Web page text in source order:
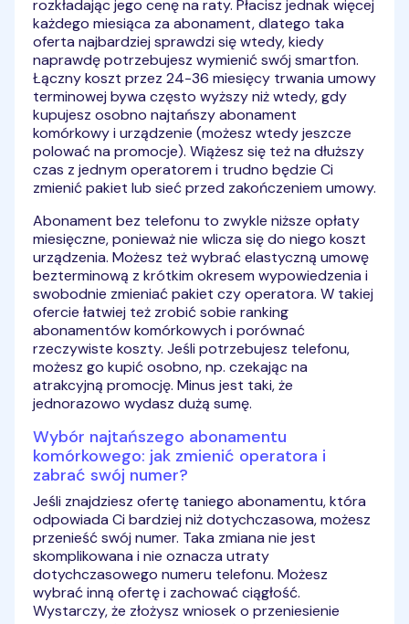
rozkładając jego cenę na raty. Płacisz jednak więcej
każdego miesiąca za abonament, dlatego taka
oferta najbardziej sprawdzi się wtedy, kiedy
naprawdę potrzebujesz wymienić swój smartfon.
Łączny koszt przez 24-36 miesięcy trwania umowy
terminowej bywa często wyższy niż wtedy, gdy
kupujesz osobno najtańszy abonament
komórkowy i urządzenie (możesz wtedy jeszcze
polować na promocje). Wiążesz się też na dłuższy
czas z jednym operatorem i trudno będzie Ci
zmienić pakiet lub sieć przed zakończeniem umowy.
Abonament bez telefonu to zwykle niższe opłaty
miesięczne, ponieważ nie wlicza się do niego koszt
urządzenia. Możesz też wybrać elastyczną umowę
bezterminową z krótkim okresem wypowiedzenia i
swobodnie zmieniać pakiet czy operatora. W takiej
ofercie łatwiej też zrobić sobie ranking
abonamentów komórkowych i porównać
rzeczywiste koszty. Jeśli potrzebujesz telefonu,
możesz go kupić osobno, np. czekając na
atrakcyjną promocję. Minus jest taki, że
jednorazowo wydasz dużą sumę.
Wybór najtańszego abonamentu
komórkowego: jak zmienić operatora i
zabrać swój numer?
Jeśli znajdziesz ofertę taniego abonamentu, która
odpowiada Ci bardziej niż dotychczasowa, możesz
przenieść swój numer. Taka zmiana nie jest
skomplikowana i nie oznacza utraty
dotychczasowego numeru telefonu. Możesz
wybrać inną ofertę i zachować ciągłość.
Wystarczy, że złożysz wniosek o przeniesienie